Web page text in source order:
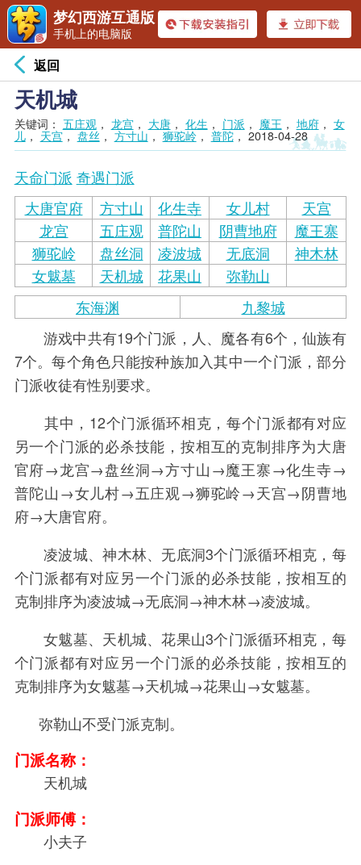
返回
天机城
关键词： 五庄观， 龙宫， 大唐， 化生 ， 门派 ， 魔王 ， 地府， 女
儿， 天宫，盘丝，方寸山，狮驼岭， 普陀， 2018-04-28
天命门派 奇遇门派
大唐官府
方寸山 化生寺 女儿村
天宫
龙宫
五庄观 普陀山 阴曹地府
魔王寨
狮驼岭
盘丝洞 凌波城 无底洞
神木林
女魃墓
天机城 花果山
弥勒山
东海渊
九黎城
游戏中共有19个门派，人、魔各有6个，仙族有
7个。每个角色只能按种族加入其中一个门派，部分
门派收徒有性别要求。
其中，12个门派循环相克，每个门派都有对应
另一个门派的必杀技能，按相互的克制排序为大唐
官府→龙宫→盘丝洞→方寸山→魔王寨→化生寺→
普陀山→女儿村→五庄观→狮驼岭→天宫→阴曹地
府→大唐官府。
凌波城、神木林、无底洞3个门派循环相克，每
个门派都有对应另一个门派的必杀技能，按相互的
克制排序为凌波城→无底洞→神木林→凌波城。
女魃墓、天机城、花果山3个门派循环相克，每
个门派都有对应另一个门派的必杀技能，按相互的
克制排序为女魃墓→天机城→花果山→女魃墓。
弥勒山不受门派克制。
门派名称：
天机城
门派师傅：
小夫子
梦幻西游互通版
手机上的电脑版